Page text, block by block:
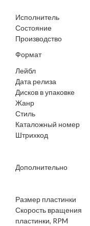
Исполнитель
Состояние
Производство
Формат
Лейбл
Дата релиза
Дисков в упаковке
Жанр
Стиль
Каталожный номер
Штрихкод
Дополнительно
Размер пластинки
Скорость вращения
пластинки, RPM